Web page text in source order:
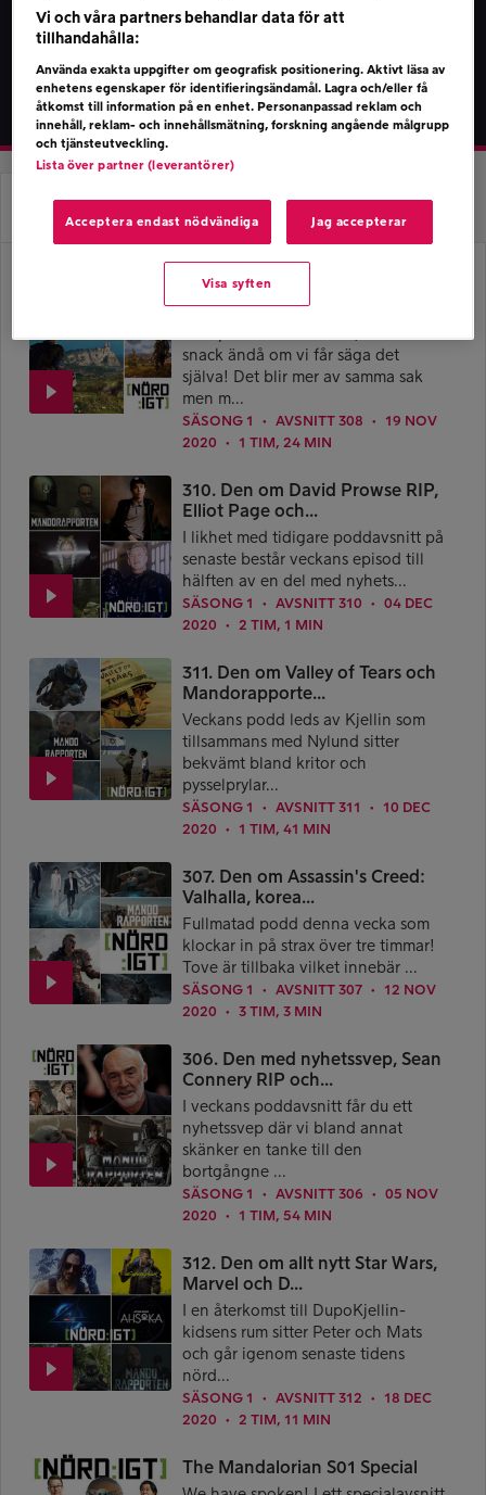
Woman 1984 som Far Cry 6, snack ...
Visa mer
Avsnitt Om Podden
308. Den med mer Assasin's
Creed: Valhalla oc...
snack ändå om vi får säga det
själva! Det blir mer av samma sak
men m...
SÄSONG 1 ● AVSNITT 308 ●
19 NOV
2020
● 1 TIM, 24 MIN
310. Den om David Prowse RIP,
Elliot Page och...
I likhet med tidigare poddavsnitt på
senaste består veckans episod till
hälften av en del med nyhets...
SÄSONG 1 ● AVSNITT 310 ●
04 DEC
2020
● 2 TIM, 1 MIN
311. Den om Valley of Tears och
Mandorapporte...
Veckans podd leds av Kjellin som
tillsammans med Nylund sitter
bekvämt bland kritor och
pysselprylar...
SÄSONG 1 ● AVSNITT 311 ●
10 DEC
2020
● 1 TIM, 41 MIN
307. Den om Assassin's Creed:
Valhalla, korea...
Fullmatad podd denna vecka som
klockar in på strax över tre timmar!
Tove är tillbaka vilket innebär ...
SÄSONG 1 ● AVSNITT 307 ●
12 NOV
2020
● 3 TIM, 3 MIN
306. Den med nyhetssvep, Sean
Connery RIP och...
I veckans poddavsnitt får du ett
nyhetssvep där vi bland annat
skänker en tanke till den
bortgångne ...
SÄSONG 1 ● AVSNITT 306 ●
05 NOV
2020
● 1 TIM, 54 MIN
312. Den om allt nytt Star Wars,
Marvel och D...
I en återkomst till DupoKjellin-
kidsens rum sitter Peter och Mats
och går igenom senaste tidens
nörd...
SÄSONG 1 ● AVSNITT 312 ●
18 DEC
2020
● 2 TIM, 11 MIN
The Mandalorian S01 Special
Vi och våra partners behandlar data för att
tillhandahålla:
Använda exakta uppgifter om geografisk positionering. Aktivt läsa av
enhetens egenskaper för identifieringsändamål. Lagra och/eller få
åtkomst till information på en enhet. Personanpassad reklam och
innehåll, reklam- och innehållsmätning, forskning angående målgrupp
och tjänsteutveckling.
Lista över partner (leverantörer)
Acceptera endast nödvändiga Jag accepterar
Visa syften